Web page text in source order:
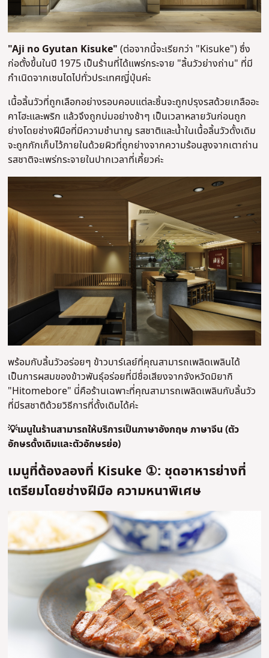
"Aji no Gyutan Kisuke"(ต่อจากนี้จะเรียกว่า "Kisuke") ซึ่ง
ก่อตั้งขึ้นในปี 1975 เป็นร้านที่ได้แพร่กระจาย "ลิ้นวัวย่างถ่าน" ที่มี
กำเนิดจากเซนไดไปทั่วประเทศญี่ปุ่นค่ะ
เนื้อลิ้นวัวที่ถูกเลือกอย่างรอบคอบแต่ละชิ้นจะถูกปรุงรสด้วยเกลืออะ
คาโฮะและพริก แล้วจึงถูกบ่มอย่างช้าๆ เป็นเวลาหลายวันก่อนถูก
ย่างโดยช่างฝีมือที่มีความชำนาญ รสชาติและน้ำในเนื้อลิ้นวัวดั้งเดิม
จะถูกกักเก็บไว้ภายในด้วยผิวที่ถูกย่างจากความร้อนสูงจากเตาถ่าน
รสชาติจะเพร่กระจายในปากเวลาที่เคี้ยวค่ะ
พร้อมกับลิ้นวัวอร่อยๆ ข้าวบาร์เลย์ที่คุณสามารถเพลิดเพลินได้
เป็นการผสมของข้าวพันธุ์อร่อยที่มีชื่อเสียงจากจังหวัดมิยากิ
"Hitomebore" นี่คือร้านเฉพาะที่คุณสามารถเพลิดเพลินกับลิ้นวัว
ที่มีรสชาติด้วยวิธีการที่ดั้งเดิมได้ค่ะ
💡เมนูในร้านสามารถให้บริการเป็นภาษาอังกฤษ ภาษาจีน (ตัว
อักษรดั้งเดิมและตัวอักษรย่อ)
เมนูที่ต้องลองที่ Kisuke ①: ชุดอาหารย่างที่
เตรียมโดยช่างฝีมือ ความหนาพิเศษ